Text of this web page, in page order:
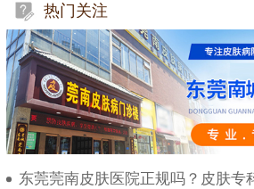
热门关注
东莞莞南皮肤医院正规吗？皮肤专